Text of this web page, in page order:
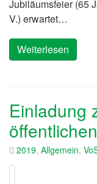
Jubiläumsfeier (65
V.) erwartet…
Weiterlesen
Einladung
2019, Allgemein,